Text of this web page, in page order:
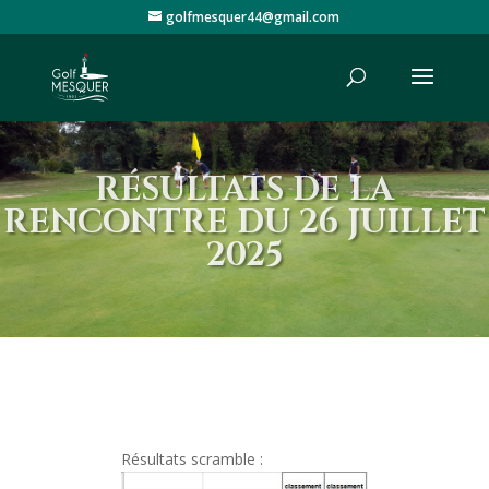
golfmesquer44@gmail.com
RÉSULTATS DE LA
RENCONTRE DU 26 JUILLET
2025
Résultats scramble :